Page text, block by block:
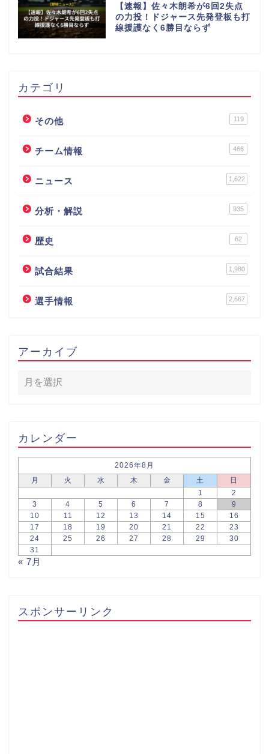
【速報】佐々木朗希が6回2失点
の力投！ドジャース先発登板も打
線援護なく6勝目ならず
カテゴリ
その他 119
チーム情報 466
ニュース 1,622
分析・解説 935
歴史 62
試合結果 1,980
選手情報 2,667
アーカイブ
カレンダー
2026年8月
月
火 水 木 金 土
日
1
2
3
4 5 6 7 8
9
10
11 12 13 14 15
16
17
18 19 20 21 22
23
24
25 26 27 28 29
30
31
« 7月
スポンサーリンク